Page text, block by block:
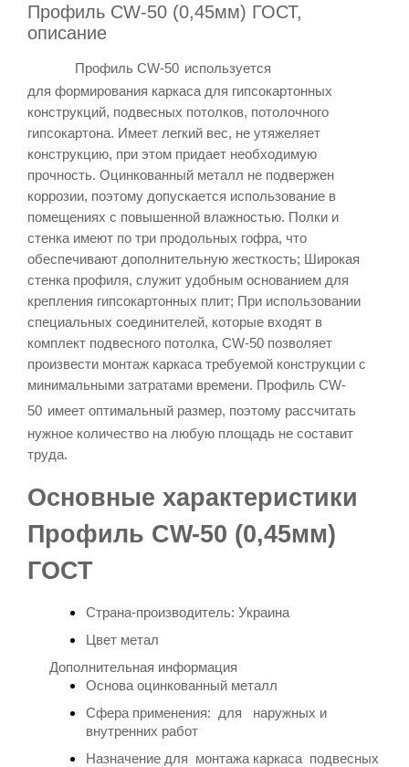
Профиль CW-50 (0,45мм) ГОСТ,
описание
Профиль CW-50 используется
для формирования каркаса для гипсокартонных
конструкций, подвесных потолков, потолочного
гипсокартона. Имеет легкий вес, не утяжеляет
конструкцию, при этом придает необходимую
прочность. Оцинкованный металл не подвержен
коррозии, поэтому допускается использование в
помещениях с повышенной влажностью. Полки и
стенка имеют по три продольных гофра, что
обеспечивают дополнительную жесткость; Широкая
стенка профиля, служит удобным основанием для
крепления гипсокартонных плит; При использовании
специальных соединителей, которые входят в
комплект подвесного потолка, CW-50 позволяет
произвести монтаж каркаса требуемой конструкции с
минимальными затратами времени. Профиль CW-
50 имеет оптимальный размер, поэтому рассчитать
нужное количество на любую площадь не составит
труда.
Основные характеристики
Профиль CW-50 (0,45мм)
ГОСТ
Страна-производитель: Украина
Цвет метал
Дополнительная информация
Основа оцинкованный металл
Сфера применения: для наружных и
внутренних работ
Назначение для монтажа каркаса подвесных